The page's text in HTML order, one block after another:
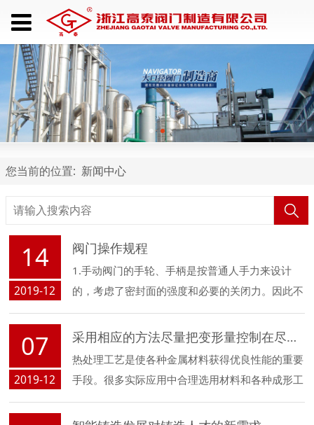
您当前的位置: 新闻中心
14
2019-12
阀门操作规程
1.手动阀门的手轮、手柄是按普通人手力来设计
的，考虑了密封面的强度和必要的关闭力。因此不
能用长杠杆或长扳手来扳动。不要用力过大、过
猛，否则容易损坏密封面，或扳断手轮、手柄。
07
2019-12
采用相应的方法尽量把变形量控制在尽量小的范围内
热处理工艺是使各种金属材料获得优良性能的重要
手段。很多实际应用中合理选用材料和各种成形工
艺并不能满足金属工件所需要的力学性能、物理性
能和化学性能，这时热处理工艺是必不可少的。